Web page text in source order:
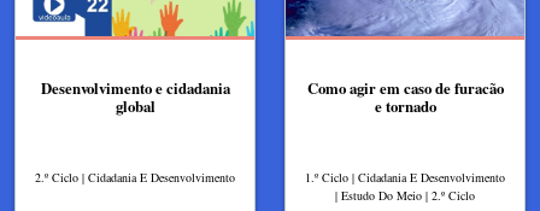
Desenvolvimento e cidadania
global
2.º Ciclo | Cidadania E Desenvolvimento
Como agir em caso de furacão
e tornado
1.º Ciclo | Cidadania E Desenvolvimento
| Estudo Do Meio | 2.º Ciclo